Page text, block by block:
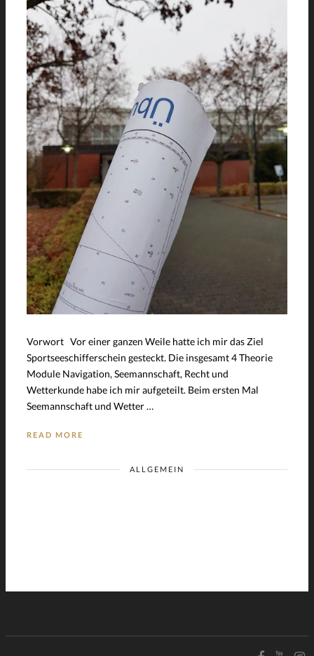
Vorwort Vor einer ganzen Weile hatte ich mir das Ziel
Sportseeschifferschein gesteckt. Die insgesamt 4 Theorie
Module Navigation, Seemannschaft, Recht und
Wetterkunde habe ich mir aufgeteilt. Beim ersten Mal
Seemannschaft und Wetter …
READ MORE
ALLGEMEIN